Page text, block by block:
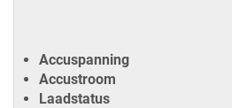
Accuspanning
Accustroom
Laadstatus